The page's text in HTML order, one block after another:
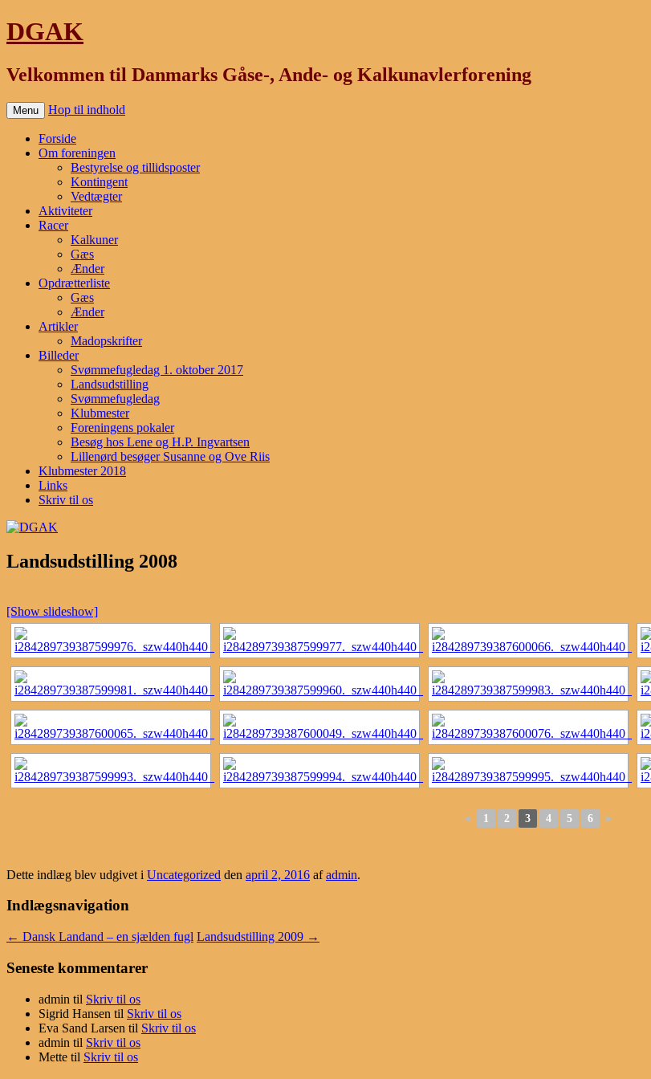
DGAK
Velkommen til Danmarks Gåse-, Ande- og Kalkunavlerforening
Menu Hop til indhold
Forside
Om foreningen
Bestyrelse og tillidsposter
Kontingent
Vedtægter
Aktiviteter
Racer
Kalkuner
Gæs
Ænder
Opdrætterliste
Gæs
Ænder
Artikler
Madopskrifter
Billeder
Svømmefugledag 1. oktober 2017
Landsudstilling
Svømmefugledag
Klubmester
Foreningens pokaler
Besøg hos Lene og H.P. Ingvartsen
Lillenørd besøger Susanne og Ove Riis
Klubmester 2018
Links
Skriv til os
Landsudstilling 2008
[Show slideshow]
◄ 1 2 3 4 5 6 ►
Dette indlæg blev udgivet i Uncategorized den april 2, 2016 afadmin.
Indlægsnavigation
← Dansk Landand – en sjælden fugl Landsudstilling 2009 →
Seneste kommentarer
admin til Skriv til os
Sigrid Hansen til Skriv til os
Eva Sand Larsen til Skriv til os
admin til Skriv til os
Mette til Skriv til os